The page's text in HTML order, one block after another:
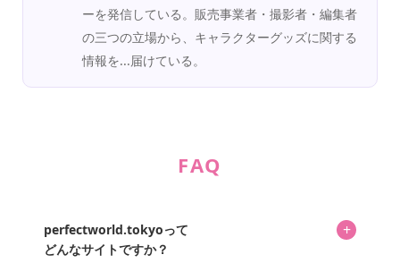
ーを発信している。販売事業者・撮影者・編集者
の三つの立場から、キャラクターグッズに関する
情報を...届けている。
FAQ
perfectworld.tokyoって
どんなサイトですか？
+